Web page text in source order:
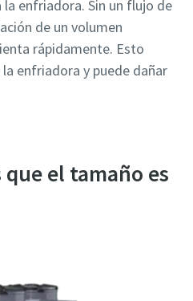
enfriadora. Sin un flujo de
de un volumen
rápidamente. Esto
enfriadora y puede dañar
que el tamaño es